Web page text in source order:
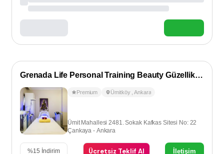
Grenada Life Personal Training Beauty Güzellik Salonu
Premium Ümitköy ,Ankara
Ümit Mahallesi 2481. Sokak Kafkas Sitesi No: 22
Çankaya - Ankara
%15 İndirim Ücretsiz Teklif Al İletişim